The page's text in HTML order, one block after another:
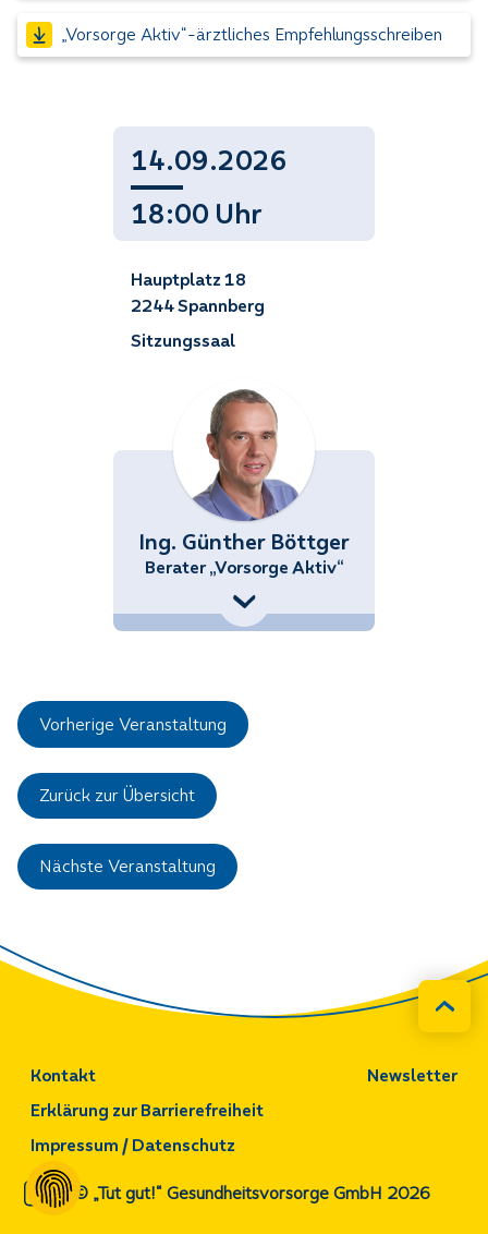
„Vorsorge Aktiv“-ärztliches Empfehlungsschreiben
14.09.2026
18:00 Uhr
Hauptplatz 18
2244 Spannberg
Sitzungssaal
Ing. Günther Böttger
Berater „Vorsorge Aktiv“
+43 (676) 858 70 34539
Guenther.Boettger@noetutgut.at
Vorherige Veranstaltung
Zurück zur Übersicht
Nächste Veranstaltung
Kontakt Newsletter
Impressum / Datenschutz
Erklärung zur Barrierefreiheit
© „Tut gut!“ Gesundheitsvorsorge GmbH 2026